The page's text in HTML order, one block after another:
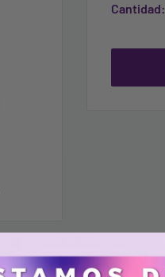
Cantidad: